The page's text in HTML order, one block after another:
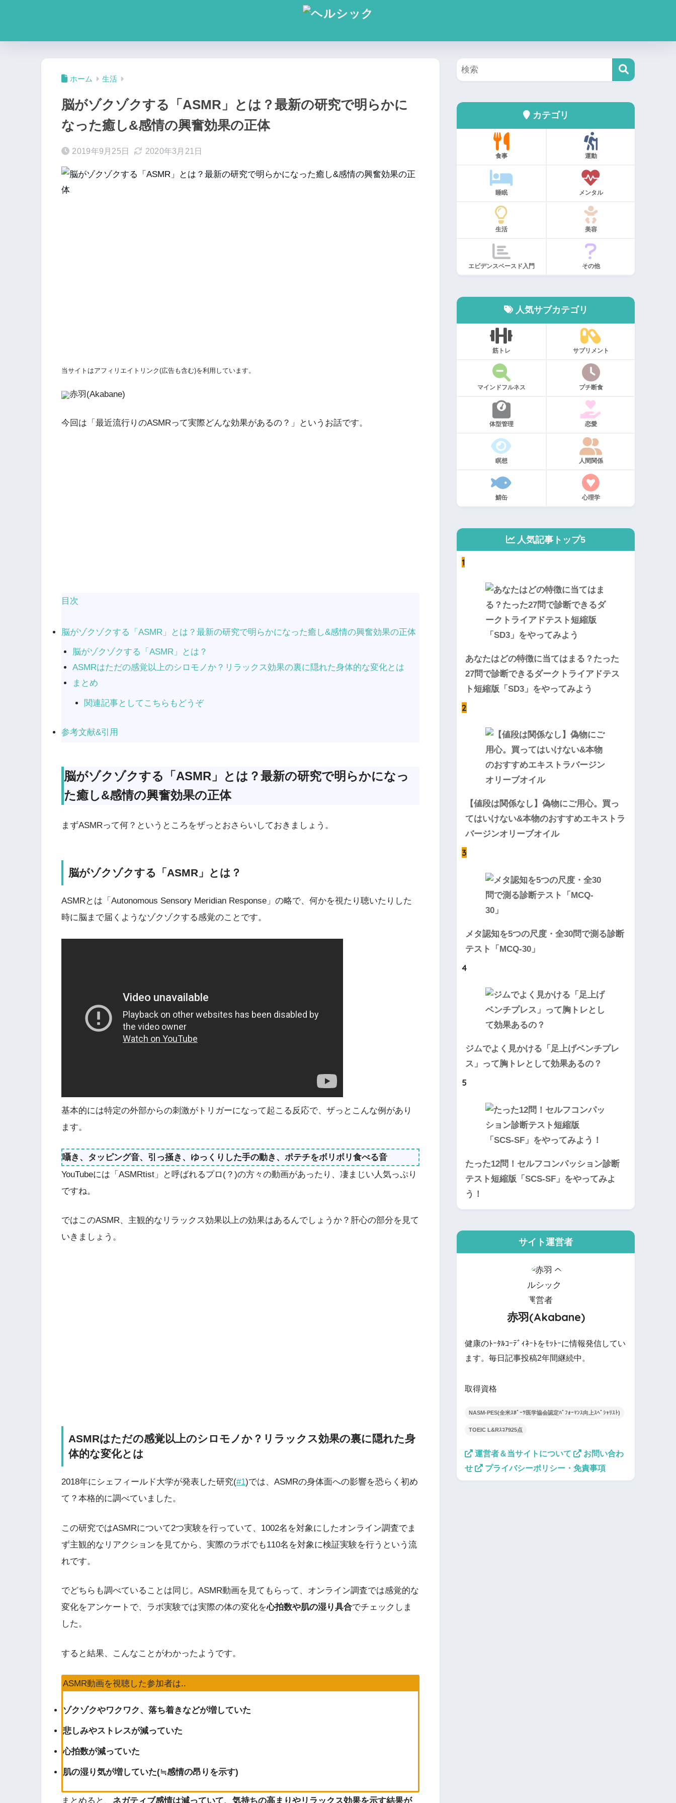
ホーム 生活
脳がゾクゾクする「ASMR」とは？最新の研究で明らかに
なった癒し&感情の興奮効果の正体
2019年9月25日 2020年3月21日
当サイトはアフィリエイトリンク(広告も含む)を利用しています。
赤羽(Akabane)
今回は「最近流行りのASMRって実際どんな効果があるの？」というお話です。
目次
脳がゾクゾクする「ASMR」とは？最新の研究で明らかになった癒し&感情の興奮効果の正体
脳がゾクゾクする「ASMR」とは？
ASMRはただの感覚以上のシロモノか？リラックス効果の裏に隠れた身体的な変化とは
まとめ
関連記事としてこちらもどうぞ
参考文献&引用
脳がゾクゾクする「ASMR」とは？最新の研究で明らかになっ
た癒し&感情の興奮効果の正体
まずASMRって何？というところをザっとおさらいしておきましょう。
脳がゾクゾクする「ASMR」とは？
ASMRとは「Autonomous Sensory Meridian Response」の略で、何かを視たり聴いたりした
時に脳まで届くようなゾクゾクする感覚のことです。
基本的には特定の外部からの刺激がトリガーになって起こる反応で、ザっとこんな例があり
ます。
囁き、タッピング音、引っ掻き、ゆっくりした手の動き、ポテチをボリボリ食べる音
YouTubeには「ASMRtist」と呼ばれるプロ(？)の方々の動画があったり、凄まじい人気っぷり
ですね。
ではこのASMR、主観的なリラックス効果以上の効果はあるんでしょうか？肝心の部分を見て
いきましょう。
ASMRはただの感覚以上のシロモノか？リラックス効果の裏に隠れた身
体的な変化とは
2018年にシェフィールド大学が発表した研究(#1)では、ASMRの身体面への影響を恐らく初め
て？本格的に調べていました。
この研究ではASMRについて2つ実験を行っていて、1002名を対象にしたオンライン調査でま
ず主観的なリアクションを見てから、実際のラボでも110名を対象に検証実験を行うという流
れです。
でどちらも調べていることは同じ。ASMR動画を見てもらって、オンライン調査では感覚的な
変化をアンケートで、ラボ実験では実際の体の変化を心拍数や肌の湿り具合でチェックしま
した。
すると結果、こんなことがわかったようです。
ASMR動画を視聴した参加者は..
ゾクゾクやワクワク、落ち着きなどが増していた
悲しみやストレスが減っていた
心拍数が減っていた
肌の湿り気が増していた(≒感情の昂りを示す)
まとめると、 ネガティブ感情は減っていて、気持ちの高まりやリラックス効果を示す結果が
カテゴリ
食事 運動
睡眠 メンタル
生活 美容
エビデンスベースド入門 その他
人気サブカテゴリ
筋トレ サプリメント
マインドフルネス プチ断食
体型管理 恋愛
瞑想 人間関係
鯖缶 心理学
人気記事トップ5
1
あなたはどの特徴に当てはまる？たった
27問で診断できるダークトライアドテス
ト短縮版「SD3」をやってみよう
2
【値段は関係なし】偽物にご用心。買っ
てはいけない&本物のおすすめエキストラ
バージンオリーブオイル
3
メタ認知を5つの尺度・全30問で測る診断
テスト「MCQ-30」
4
ジムでよく見かける「足上げベンチプレ
ス」って胸トレとして効果あるの？
5
たった12問！セルフコンパッション診断
テスト短縮版「SCS-SF」をやってみよ
う！
サイト運営者
赤羽(Akabane)
健康のﾄｰﾀﾙｺｰﾃﾞｨﾈｰﾄをﾓｯﾄｰに情報発信してい
ます。毎日記事投稿2年間継続中。
取得資格
NASM-PES(全米ｽﾎﾟｰﾂ医学協会認定ﾊﾟﾌｫｰﾏﾝｽ向上ｽﾍﾟｼｬﾘｽﾄ)
TOEIC L&Rｽｺｱ925点
運営者＆当サイトについて
お問い合わ
せ
プライバシーポリシー・免責事項